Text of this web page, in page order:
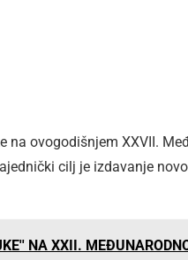
na ovogodišnjem XXVII.
cilj je izdavanje
NA XXII.